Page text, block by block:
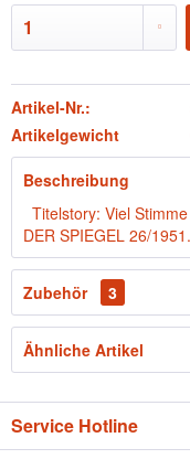
Artikel-Nr.:
Artikelgewicht
Beschreibung
Titelstory: Viel
DER SPIEGEL 26/
Zubehör 3
Ähnliche Artikel
Service Hotline